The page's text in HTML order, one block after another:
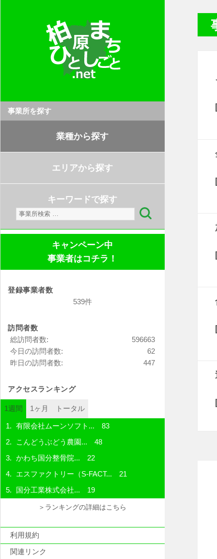
事業所を探す
業種から探す
エリアから探す
キーワードで探す
検
索:
キャンペーン中
事業者はコチラ！
登録事業者数
539件
訪問者数
596663
総訪問者数:
62
今日の訪問者数:
447
昨日の訪問者数:
アクセスランキング
1週間 1ヶ月 トータル
有限会社ムーンソフト... 83
こんどうぶどう農園... 48
かわち国分整骨院... 22
エスファクトリー（S-FACT... 21
国分工業株式会社... 19
＞ランキングの詳細はこちら
利用規約
関連リンク